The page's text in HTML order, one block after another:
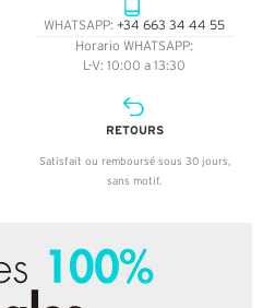
WHATSAPP: +34 663 34 44 55
Horario WHATSAPP:
L-V: 10:00 a 13:30
RETOURS
Satisfait ou remboursé sous 30 jours,
sans motif.